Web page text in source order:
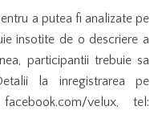
a putea fi analizate pe
insotite de o descriere a
participantii trebuie sa
la inregistrarea pe
velux, tel: